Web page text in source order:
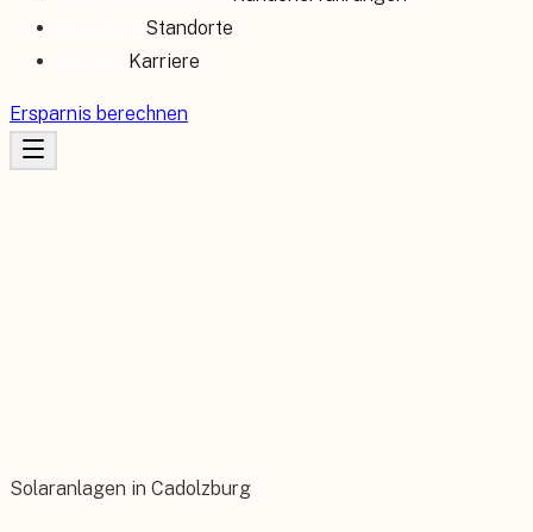
Standorte
Karriere
Ersparnis berechnen
Solaranlagen in Cadolzburg